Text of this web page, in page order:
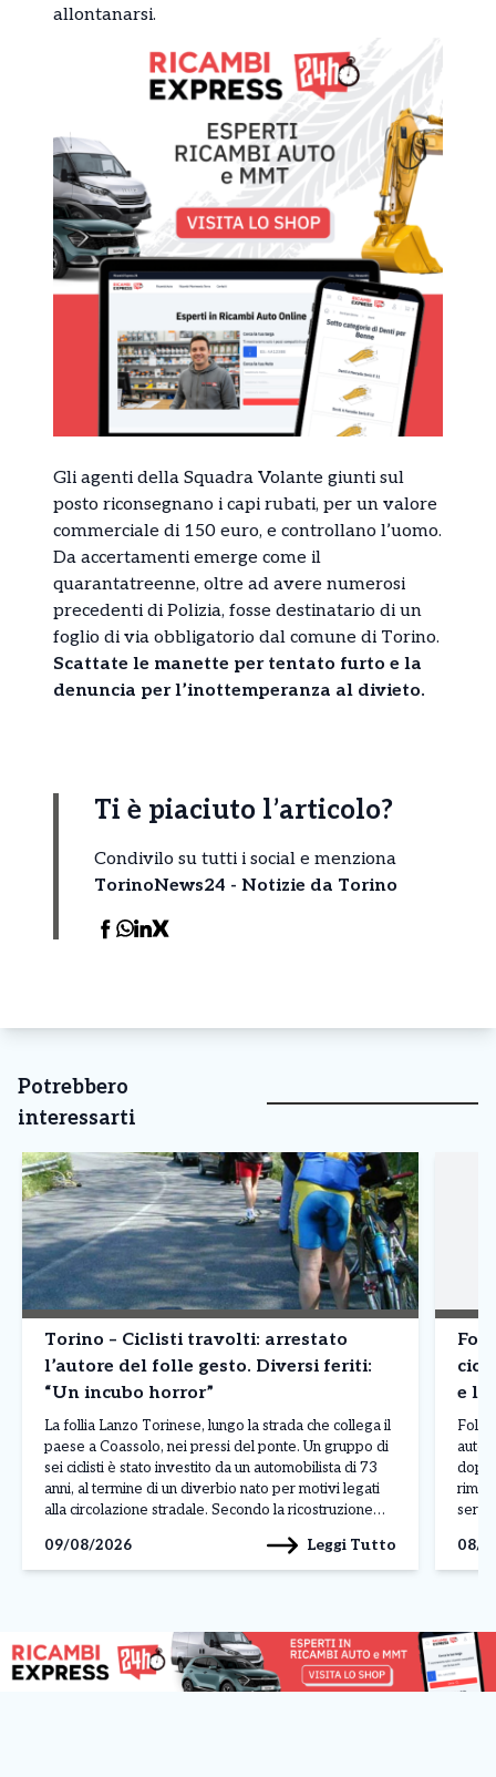
allontanarsi.
Gli agenti della Squadra Volante giunti sul
posto riconsegnano i capi rubati, per un valore
commerciale di 150 euro, e controllano l’uomo.
Da accertamenti emerge come il
quarantatreenne, oltre ad avere numerosi
precedenti di Polizia, fosse destinatario di un
foglio di via obbligatorio dal comune di Torino.
Scattate le manette per tentato furto e la
denuncia per l’inottemperanza al divieto.
Ti è piaciuto l’articolo?
Condivilo su tutti i social e menziona
TorinoNews24 - Notizie da Torino
Potrebbero
interessarti
Torino – Ciclisti travolti: arrestato
l’autore del folle gesto. Diversi feriti:
“Un incubo horror”
La follia Lanzo Torinese, lungo la strada che collega il
paese a Coassolo, nei pressi del ponte. Un gruppo di
sei ciclisti è stato investito da un automobilista di 73
anni, al termine di un diverbio nato per motivi legati
alla circolazione stradale. Secondo la ricostruzione
raccolte, l’uomo avrebbe […]
09/08/2026 Leggi Tutto
e li
dopo
serie.
[…]
08/